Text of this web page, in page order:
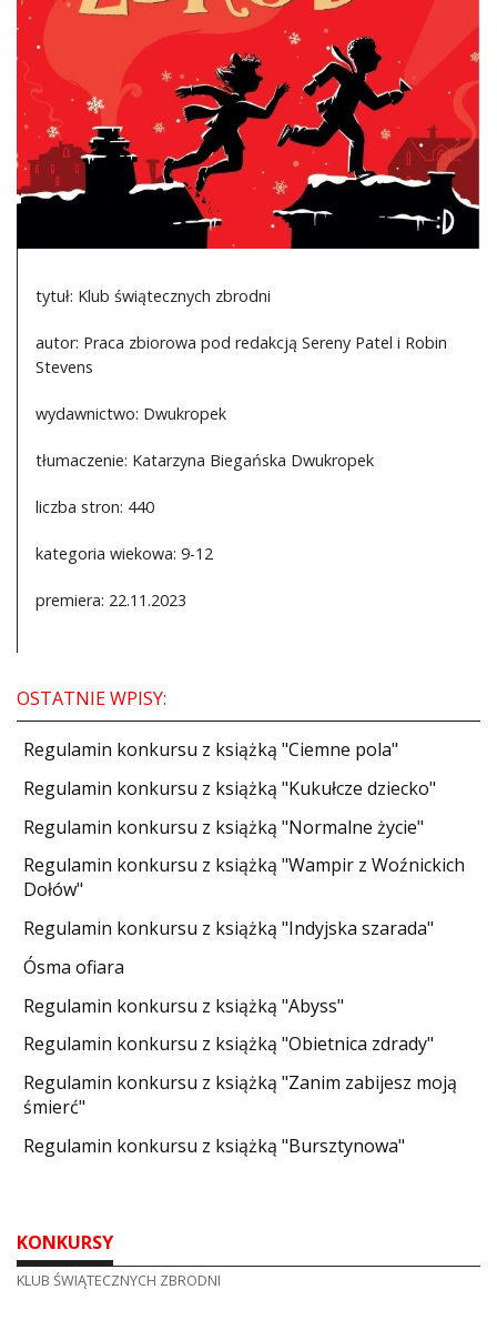
tytuł: Klub świątecznych zbrodni
autor: Praca zbiorowa pod redakcją Sereny Patel i Robin
Stevens
wydawnictwo: Dwukropek
tłumaczenie: Katarzyna Biegańska Dwukropek
liczba stron: 440
kategoria wiekowa: 9-12
premiera: 22.11.2023
OSTATNIE WPISY:
Regulamin konkursu z książką "Ciemne pola"
Regulamin konkursu z książką "Kukułcze dziecko"
Regulamin konkursu z książką "Normalne życie"
Regulamin konkursu z książką "Wampir z Woźnickich
Dołów"
Regulamin konkursu z książką "Indyjska szarada"
Ósma ofiara
Regulamin konkursu z książką "Abyss"
Regulamin konkursu z książką "Obietnica zdrady"
Regulamin konkursu z książką "Zanim zabijesz moją
śmierć"
Regulamin konkursu z książką "Bursztynowa"
KONKURSY
KLUB ŚWIĄTECZNYCH ZBRODNI